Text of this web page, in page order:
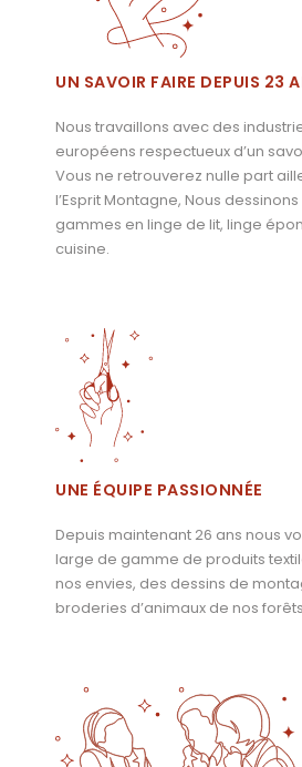
UN SAVOIR FAIRE DEPUIS 23
Nous travaillons avec des
européens respectueux d’un
Vous ne retrouverez nulle part
l’Esprit Montagne, Nous
gammes en linge de lit, linge
cuisine.
UNE ÉQUIPE PASSIONNÉE
Depuis maintenant 26 ans nous
large de gamme de produits
nos envies, des dessins de
broderies d’animaux de nos